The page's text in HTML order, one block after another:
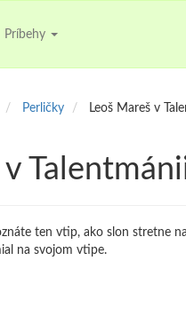
Príbehy
Perličky Leoš Mareš v
v
ten vtip, ako slon stretne
na svojom vtipe.